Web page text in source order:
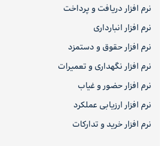
نرم افزار دریافت و پرداخت
نرم افزار انبارداری
نرم افزار حقوق و دستمزد
نرم افزار نگهداری و تعمیرات
نرم افزار حضور و غیاب
نرم افزار ارزیابی عملکرد
نرم افزار خرید و تدارکات